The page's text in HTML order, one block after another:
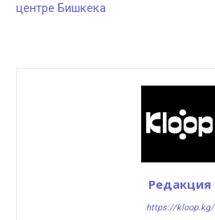
центре Бишкека
Редакция
https://kloop.kg/